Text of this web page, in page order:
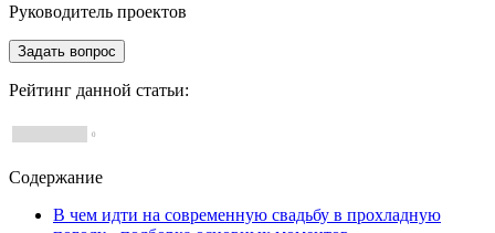
Руководитель проектов
Задать вопрос
Рейтинг данной статьи:
0
Содержание
В чем идти на современную свадьбу в прохладную